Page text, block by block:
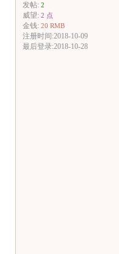
发帖: 2
威望: 2 点
金钱: 20 RMB
注册时间:2018-10-09
最后登录:2018-10-28